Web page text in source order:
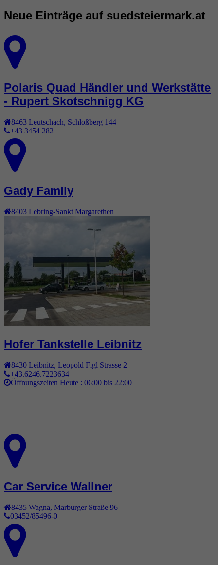
Neue Einträge auf suedsteiermark.at
Polaris Quad Händler und Werkstätte
- Rupert Skotschnigg KG
8463 Leutschach
Schloßberg 144
+43 3454 282
Gady Family
8403 Lebring-Sankt Margarethen
Hofer Tankstelle Leibnitz
8430 Leibnitz Leopold Figl Strasse 2
+43.6246.7223634
Öffnungszeiten Heute : 06:00 bis 22:00
Car Service Wallner
8435 Wagna Marburger Straße 96
03452/85496-0